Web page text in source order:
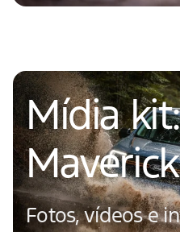
Mídia kit:
Maverick
Fotos, vídeos e